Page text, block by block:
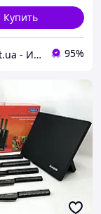
Купить
👍 Dik.net.ua - Интернет магазин 95%